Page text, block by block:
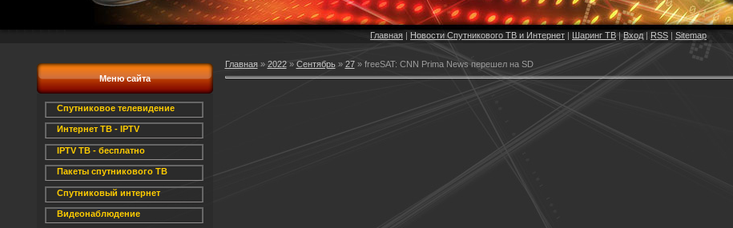
Главная | Новости Спутникового ТВ и Интернет | Шаринг ТВ|Вход| RSS | Sitemap
Меню сайта
Спутниковое телевидение
Интернет ТВ - IPTV
IPTV ТВ - бесплатно
Пакеты спутникового ТВ
Спутниковый интернет
Видеонаблюдение
Главная» 2022 » Сентябрь » 27» freeSAT: CNN Prima News перешел на SD